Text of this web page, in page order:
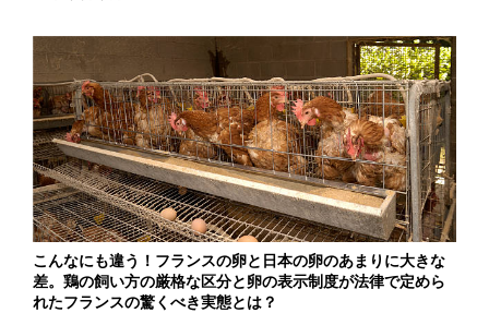
こんなにも違う！フランスの卵と日本の卵のあまりに大きな
差。鶏の飼い方の厳格な区分と卵の表示制度が法律で定めら
れたフランスの驚くべき実態とは？